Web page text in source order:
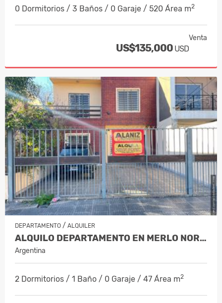
0 Dormitorios / 3 Baños / 0 Garaje / 520 Área m2
Venta
US$135,000 USD
DEPARTAMENTO / ALQUILER
ALQUILO DEPARTAMENTO EN MERLO NORTE S…
Argentina
2 Dormitorios / 1 Baño / 0 Garaje / 47 Área m2